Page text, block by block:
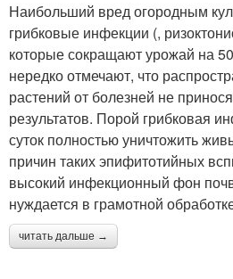
Наибольший вред огородным
грибковые инфекции (,
которые сокращают урожай на
нередко отмечают, что
растений от болезней не
результатов. Порой грибковая
суток полностью уничтожить
причин таких эпифитотийных
высокий инфекционный фон
нуждается в грамотной
читать дальше →